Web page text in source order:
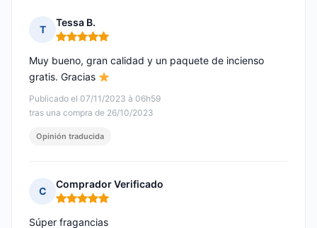
T
Tessa B.
Nota: 5 de 5
Publicado el 07/11/2023 à 06h59
tras una compra de 26/10/2023
Muy bueno, gran calidad y un paquete de incienso
gratis. Gracias
Opinión traducida
C
Comprador Verificado
Nota: 5 de 5
Súper fragancias